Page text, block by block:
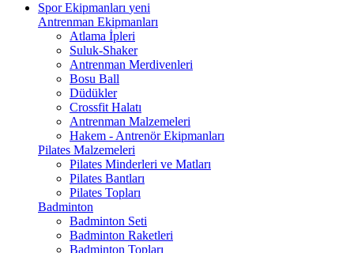
Spor Ekipmanları yeni
Antrenman Ekipmanları
Atlama İpleri
Suluk-Shaker
Antrenman Merdivenleri
Bosu Ball
Düdükler
Crossfit Halatı
Antrenman Malzemeleri
Hakem - Antrenör Ekipmanları
Pilates Malzemeleri
Pilates Minderleri ve Matları
Pilates Bantları
Pilates Topları
Badminton
Badminton Seti
Badminton Raketleri
Badminton Topları